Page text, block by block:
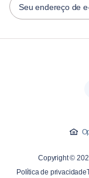
Operadoras de
Influenciadores e
Carreiras
Español
Seu endereço de
Copyright ©
Política de privacidade